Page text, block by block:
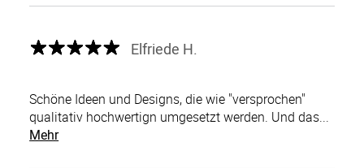
Elfriede H.
Schöne Ideen und Designs, die wie "versprochen"
qualitativ hochwertign umgesetzt werden. Und das...
Mehr